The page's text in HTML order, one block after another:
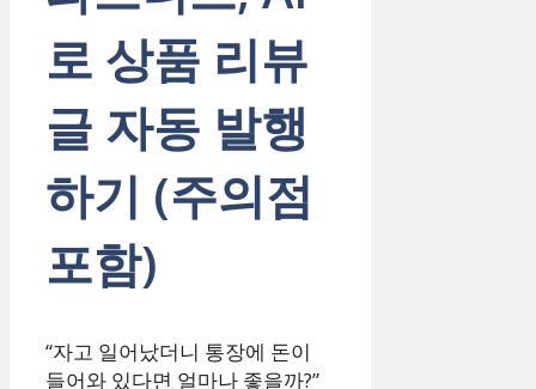
로 상품 리뷰
글 자동 발행
하기 (주의점
포함)
“자고 일어났더니 통장에 돈이
들어와 있다면 얼마나 좋을까?”